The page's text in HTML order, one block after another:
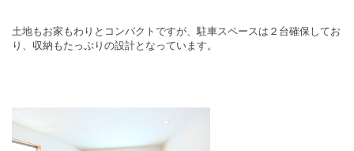
土地もお家もわりとコンパクトですが、駐車スペースは２台確保してお
り、収納もたっぷりの設計となっています。